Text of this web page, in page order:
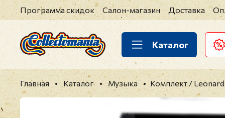
Программа скидок Салон-магазин Доставка
Каталог
Главная Каталог Музыка Комплект /